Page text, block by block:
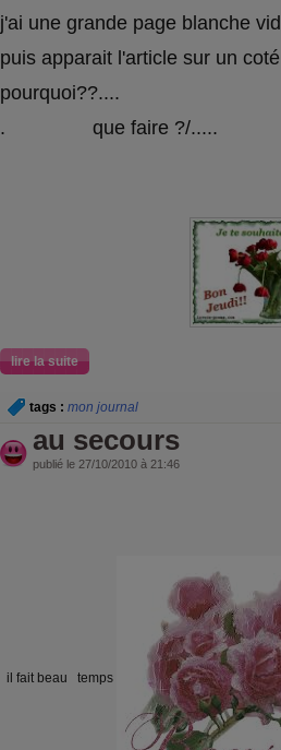
j'ai une grande page blanche
puis apparait l'article sur un
pourquoi??....
. que faire ?/.....
lire la suite
tags : mon journal
au secours
publié le 27/10/2010 à 21:46
il fait beau temps